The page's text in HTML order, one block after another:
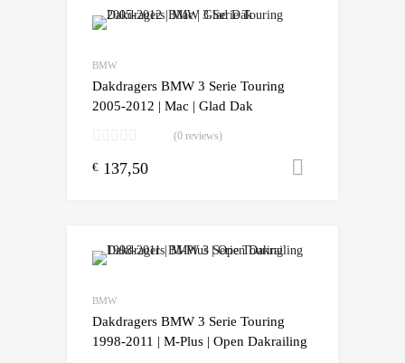
BMW
Dakdragers BMW 3 Serie Touring
2005-2012 | Mac | Glad Dak
(0 reviews)
€ 137,50
BMW
Dakdragers BMW 3 Serie Touring
1998-2011 | M-Plus | Open Dakrailing